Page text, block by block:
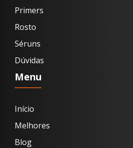
Primers
Rosto
Séruns
Dúvidas
Menu
Início
Melhores
Blog